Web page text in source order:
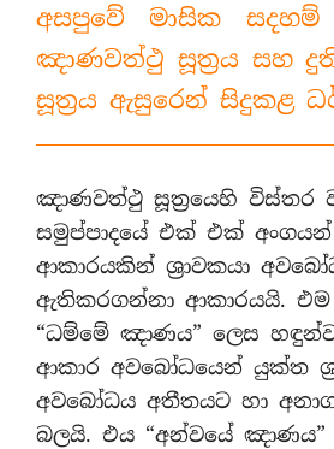
අසපුවේ මාසික සදහම්
ඤාණවත්ථු සූත්‍රය සහ
සූත්‍රය ඇසුරෙන් සිදුකළ
ඤාණවත්ථු සූත්‍රයෙහි විස්තර
සමුප්පාදයේ එක් එක්
ආකාරයකින් ශ්‍රාවකයා
ඇතිකරගන්නා ආකාරයයි.
“ධම්මේ ඤාණය” ලෙස
ආකාර අවබෝධයෙන් යුක්ත
අවබෝධය අතීතයට හා
බලයි. එය “අන්වයේ